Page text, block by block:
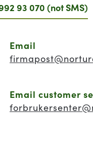
93 070 (not SMS)
Email
Email customer